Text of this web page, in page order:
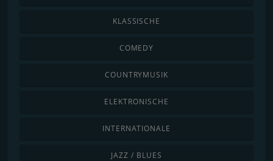
KLASSISCHE
COMEDY
COUNTRYMUSIK
ELEKTRONISCHE
INTERNATIONALE
JAZZ / BLUES